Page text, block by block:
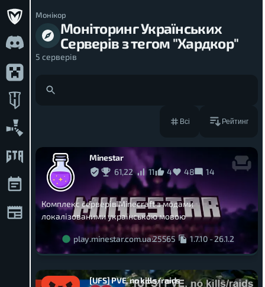
Монікор
Моніторинг Українських
Серверів з тегом "Хардкор"
5 серверів
Всі Рейтинг
Minestar
61,22
11 4 48 14
Комплекс серверів Minecraft з модами
локалізованими українською мовою
play.minestar.com.ua:25565 1.7.10-26.1.2
[UFS] PVE, no kills/raids